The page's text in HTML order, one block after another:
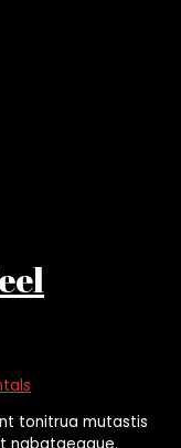
tonitrua mutastis